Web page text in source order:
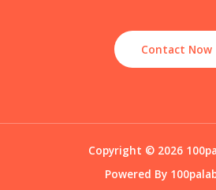
Contact Now
Copyright © 2026
Powered By